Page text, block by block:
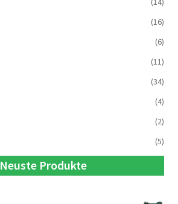
(16)
(6)
(11)
(34)
(4)
(2)
(5)
Neuste Produkte